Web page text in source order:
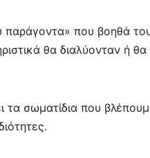
παράγοντα» που βοηθά
θα διαλύονταν ή
τα σωματίδια που